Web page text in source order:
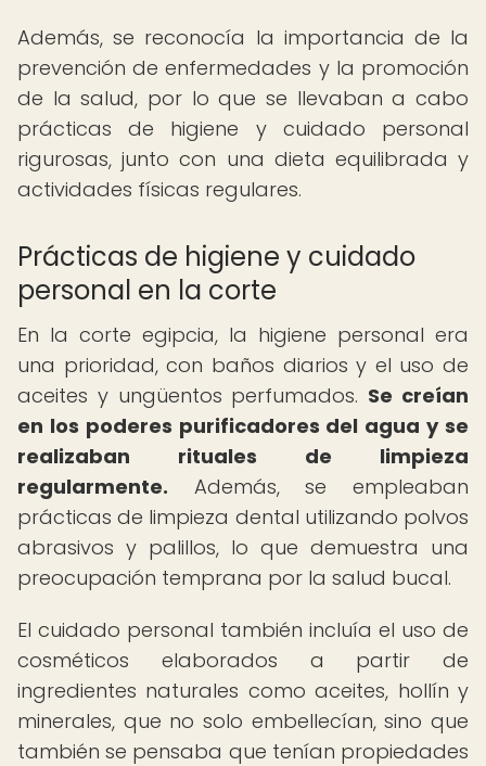
Además, se reconocía la importancia de la
prevención de enfermedades y la promoción
de la salud, por lo que se llevaban a cabo
prácticas de higiene y cuidado personal
rigurosas, junto con una dieta equilibrada y
actividades físicas regulares.
Prácticas de higiene y cuidado
personal en la corte
En la corte egipcia, la higiene personal era
una prioridad, con baños diarios y el uso de
aceites y ungüentos perfumados. Se creían
en los poderes purificadores del agua y se
realizaban rituales de limpieza
regularmente. Además, se empleaban
prácticas de limpieza dental utilizando polvos
abrasivos y palillos, lo que demuestra una
preocupación temprana por la salud bucal.
El cuidado personal también incluía el uso de
cosméticos elaborados a partir de
ingredientes naturales como aceites, hollín y
minerales, que no solo embellecían, sino que
también se pensaba que tenían propiedades